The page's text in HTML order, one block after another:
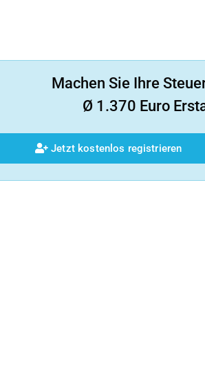
Machen Sie Ihre
Ø 1.370 Euro
Jetzt kostenlos registrieren